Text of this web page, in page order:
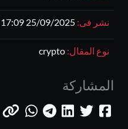
نشر فى: 25/09/2025 17:09 PM
نوع المقال: crypto
المشاركة